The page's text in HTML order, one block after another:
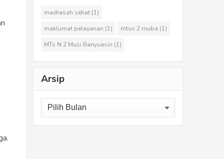
madrasah sehat (1)
maklumat pelayanan (1) mtsn 2 muba (1)
MTs N 2 Musi Banyuasin (1)
Arsip
Arsip